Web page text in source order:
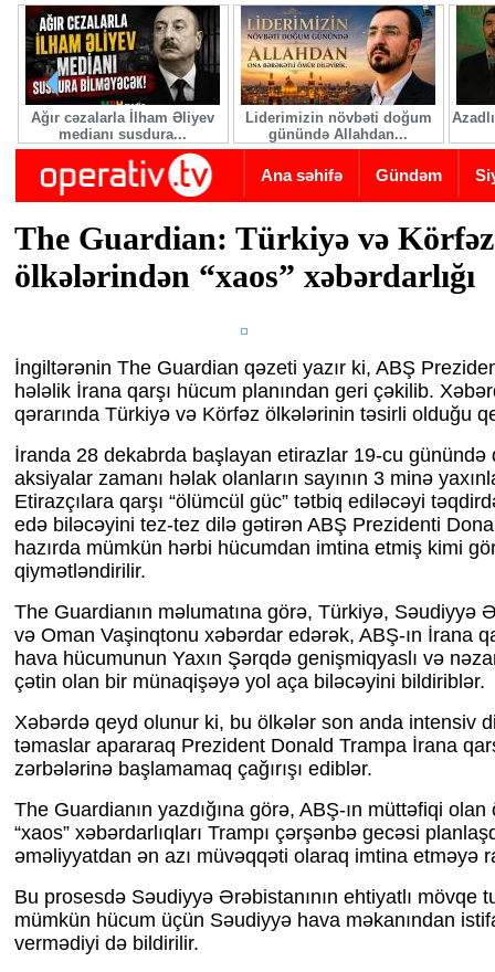
Skip to main content
Ağır cəzalarla İlham Əliyev
medianı susdura...
Liderimizin növbəti doğum
günündə Allahdan...
Ana səhifə Gündəm
The Guardian: Türkiyə və Körfəz
ölkələrindən “xaos” xəbərdarlığı
İngiltərənin The Guardian qəzeti yazır ki, ABŞ
hələlik İrana qarşı hücum planından geri çəkilib.
qərarında Türkiyə və Körfəz ölkələrinin təsirli olduğu
İranda 28 dekabrda başlayan etirazlar 19-cu günündə
aksiyalar zamanı həlak olanların sayının 3 minə
Etirazçılara qarşı “ölümcül güc” tətbiq ediləcəyi
edə biləcəyini tez-tez dilə gətirən ABŞ Prezidenti
hazırda mümkün hərbi hücumdan imtina etmiş kimi
qiymətləndirilir.
The Guardianın məlumatına görə, Türkiyə, Səudiyyə
və Oman Vaşinqtonu xəbərdar edərək, ABŞ-ın İrana
hava hücumunun Yaxın Şərqdə genişmiqyaslı və
çətin olan bir münaqişəyə yol aça biləcəyini bildiriblər.
Xəbərdə qeyd olunur ki, bu ölkələr son anda intensiv
təmaslar apararaq Prezident Donald Trampa İrana
zərbələrinə başlamamaq çağırışı ediblər.
The Guardianın yazdığına görə, ABŞ-ın müttəfiqi
“xaos” xəbərdarlıqları Trampı çərşənbə gecəsi
əməliyyatdan ən azı müvəqqəti olaraq imtina etməyə
Bu prosesdə Səudiyyə Ərəbistanının ehtiyatlı mövqe
mümkün hücum üçün Səudiyyə hava məkanından
vermədiyi də bildirilir.